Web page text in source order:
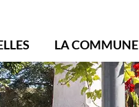
LA COMMUNE